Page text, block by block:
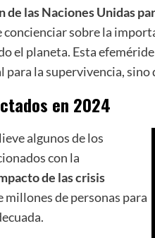
de las Naciones Unidas
sobre la
el planeta. Esta
la supervivencia, sino
en 2024
algunos de los
con la
de las crisis
millones de personas para